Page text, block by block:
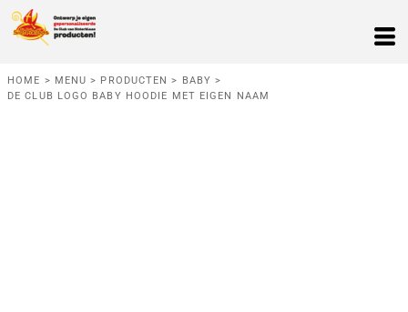
HOME > MENU > PRODUCTEN > BABY >
DE CLUB LOGO BABY HOODIE MET EIGEN NAAM